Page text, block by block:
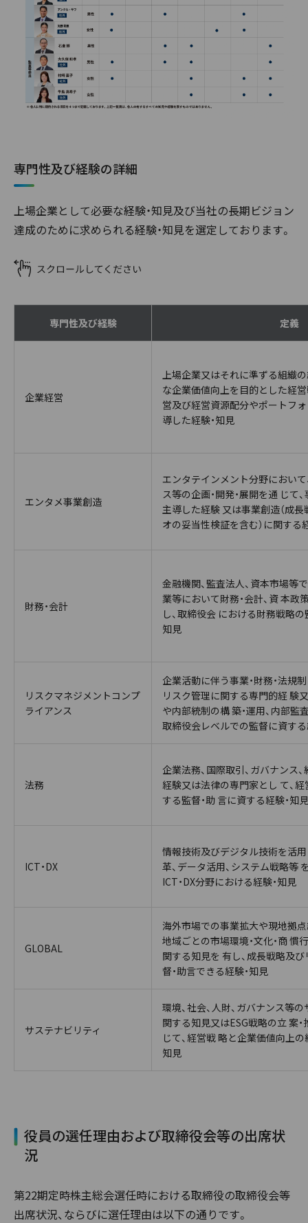
専門性及び経験の詳細
上場企業として必要な経験・知見及び当社の長期ビジョン
達成のために求められる経験・知見を選定しております。
専門性及び経験 定義
企業経営
上場企業又はそれに準ずる組織
な企業価値向上を目的とした経営
営及び経営資源配分やポートフ
導した経験・知見
エンタメ事業創造
エンタテインメント分野において
ス等の企画・開発・展開を通 じて
主導した経験 又は事業創造（成
オの妥当性検証を含む）に関する
財務・会計
金融機関、監査法人、資本市場等
業等において財務・会計、資 本政
し、取締役会 における財務戦略の
知見
リスクマネジメントコンプ
ライアンス
企業活動に伴う事業・財務・法規
リスク管理に関する専門的経 験
や内部統制の構 築・運用、内部監
取締役会レベルでの監督に資する
法務
企業法務、国際取引、ガバナンス
経験又は法律の専門家とし て、
する監督・助 言に資する経験・知見
ICT・DX
情報技術及びデジタル技術を活
革、データ活用、システム戦略等
ICT・DX分野における経験・知見
GLOBAL
海外市場での事業拡大や現地拠
地域ごとの市場環境・文化・商 慣
関する知見を 有し、成長戦略及
督・助言できる経験・知見
サステナビリティ
環境、社会、人財、ガバナンス等
関する知見又はESG戦略の立 案
じて、経営戦 略と企業価値向上
知見
役員の選任理由および取締役会等の出席状
況
第22期定時株主総会選任時における取締役の取締役会等
出席状況、ならびに選任理由は以下の通りです。